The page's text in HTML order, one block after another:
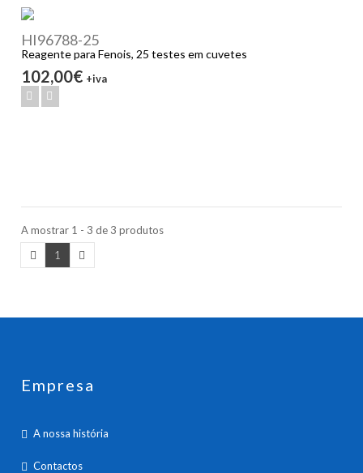
HI96788-25
Reagente para Fenois, 25 testes em cuvetes
102,00€ +iva
A mostrar 1 - 3 de 3 produtos
1
Empresa
A nossa história
Contactos